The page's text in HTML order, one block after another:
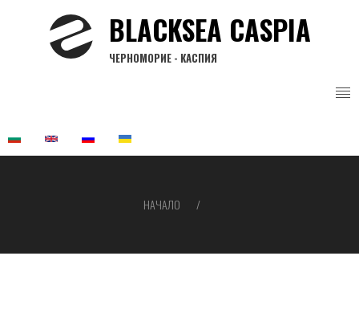
BLACKSEA CASPIA
ЧЕРНОМОРИЕ - КАСПИЯ
НАЧАЛО